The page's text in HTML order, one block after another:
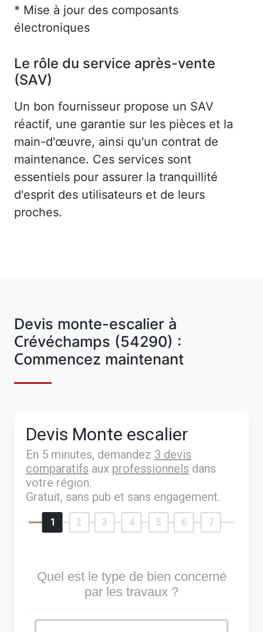
* Mise à jour des composants
électroniques
Le rôle du service après-vente
(SAV)
Un bon fournisseur propose un SAV
réactif, une garantie sur les pièces et la
main-d'œuvre, ainsi qu'un contrat de
maintenance. Ces services sont
essentiels pour assurer la tranquillité
d'esprit des utilisateurs et de leurs
proches.
Devis monte-escalier à
Crévéchamps (54290) :
Commencez maintenant
Devis Monte escalier
En 5 minutes, demandez 3 devis
comparatifs aux professionnels dans
votre région.
Gratuit, sans pub et sans engagement.
1 2 3 4 5 6 7
Quel est le type de bien concerné
par les travaux ?